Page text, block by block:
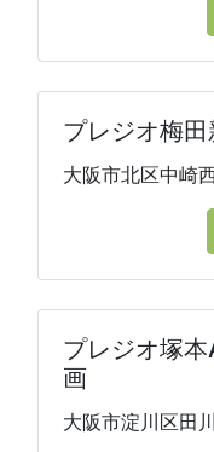
プレジオ梅
大阪市北区中崎
プレジオ塚
画
大阪市淀川区田